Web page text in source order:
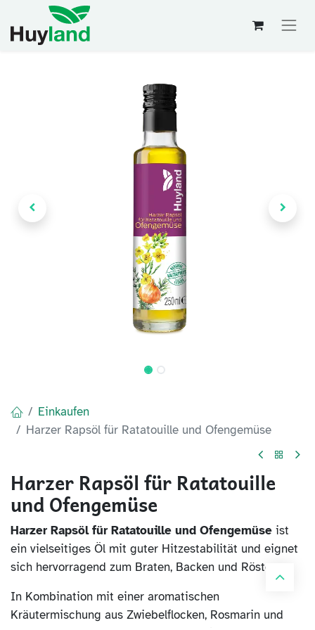
Einkaufen
Harzer Rapsöl für Ratatouille und Ofengemüse
Harzer Rapsöl für Ratatouille
und Ofengemüse
Harzer Rapsöl für Ratatouille und Ofengemüse ist
ein vielseitiges Öl mit guter Hitzestabilität und eignet
sich hervorragend zum Braten, Backen und Rösten.
In Kombination mit einer aromatischen
Kräutermischung aus Zwiebelflocken, Rosmarin und